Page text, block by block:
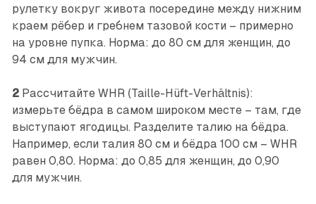
рулетку вокруг живота посередине между нижним
краем рёбер и гребнем тазовой кости – примерно
на уровне пупка. Норма: до 80 см для женщин, до
94 см для мужчин.
2 Рассчитайте WHR (Taille-Hüft-Verhältnis):
измерьте бёдра в самом широком месте – там, где
выступают ягодицы. Разделите талию на бёдра.
Например, если талия 80 см и бёдра 100 см – WHR
равен 0,80. Норма: до 0,85 для женщин, до 0,90
для мужчин.